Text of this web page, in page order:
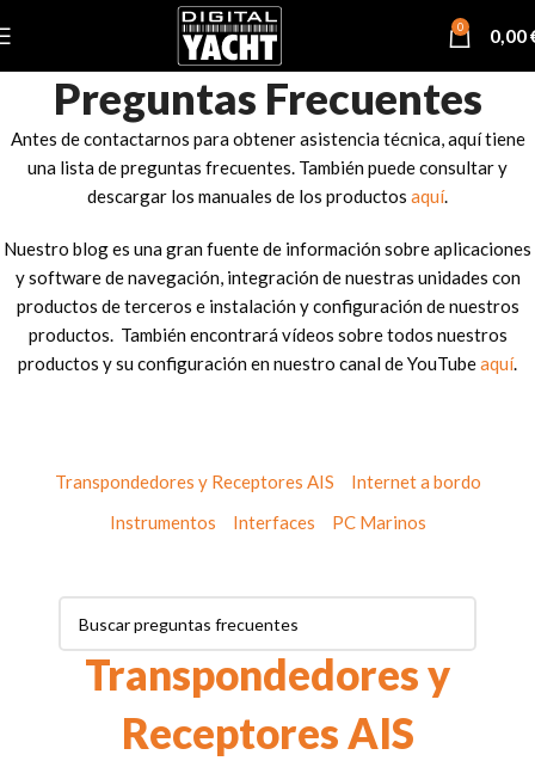
0 0,00
Preguntas Frecuentes
Antes de contactarnos para obtener asistencia técnica, aquí tiene
una lista de preguntas frecuentes. También puede consultar y
descargar los manuales de los productos aquí.
Nuestro blog es una gran fuente de información sobre aplicaciones
y software de navegación, integración de nuestras unidades con
productos de terceros e instalación y configuración de nuestros
productos. También encontrará vídeos sobre todos nuestros
productos y su configuración en nuestro canal de YouTubeaquí.
Transpondedores y Receptores AIS
Internet a bordo
Instrumentos
Interfaces PC Marinos
Transpondedores y
Receptores AIS